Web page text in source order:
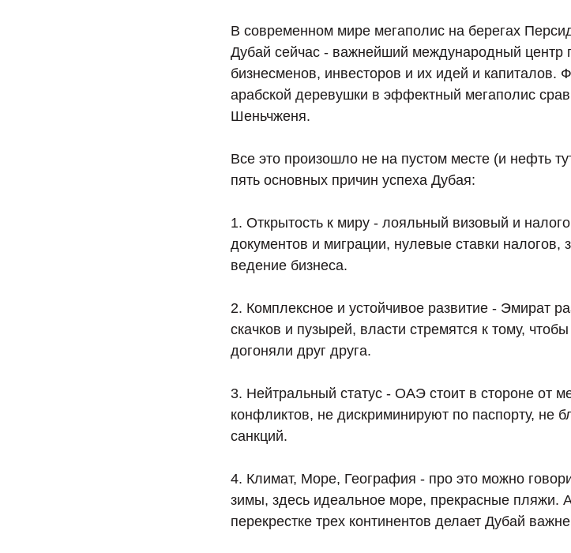
В современном мире мегаполис на берегах
Дубай сейчас - важнейший международный центр
бизнесменов, инвесторов и их идей и капиталов.
арабской деревушки в эффектный мегаполис
Шеньчженя.
Все это произошло не на пустом месте (и нефть
пять основных причин успеха Дубая:
1. Открытость к миру - лояльный визовый и
документов и миграции, нулевые ставки
ведение бизнеса.
2. Комплексное и устойчивое развитие - Эмират
скачков и пузырей, власти стремятся к тому,
догоняли друг друга.
3. Нейтральный статус - ОАЭ стоит в стороне от
конфликтов, не дискриминируют по паспорту, не
санкций.
4. Климат, Море, География - про это можно
зимы, здесь идеальное море, прекрасные пляжи.
перекрестке трех континентов делает Дубай